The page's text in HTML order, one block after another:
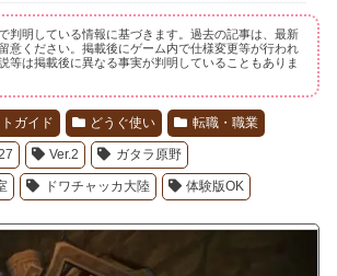
判明している情報に基づきます。過去の記事は、最新
意ください。掲載後にゲーム内で仕様変更等が行われ
等は掲載後に異なる事実が判明していることもありま
ガイド どうぐ使い 転職・職業
Ver.2 ガタラ原野
ドワチャッカ大陸 体験版OK